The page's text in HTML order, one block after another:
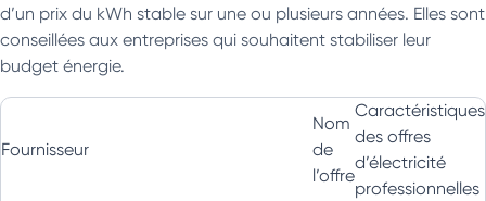
d’un prix du kWh stable sur une ou plusieurs années. Elles sont
conseillées aux entreprises qui souhaitent stabiliser leur
budget énergie.
Fournisseur
Nom
de
l’offre
Caractéristiques
des offres
d’électricité
professionnelles